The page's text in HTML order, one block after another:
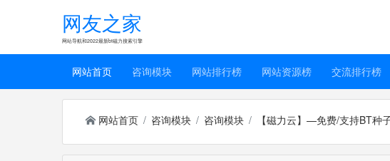
网友之家
网站导航和2022最新bt磁力搜索引擎
网站首页 咨询模块 网站排行榜 网站资源榜 交流排行榜
网站首页 咨询模块 咨询模块 【磁力云】—免费/支持BT种